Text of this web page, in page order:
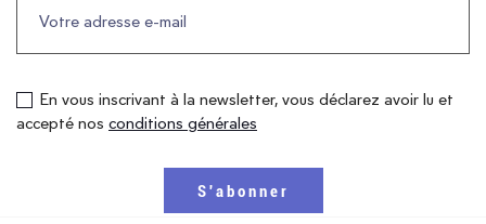
En vous inscrivant à la newsletter, vous déclarez avoir lu et
accepté nos conditions générales